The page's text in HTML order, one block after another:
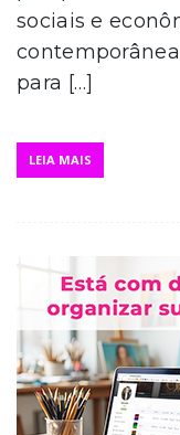
sociais e
para […]
LEIA MAIS